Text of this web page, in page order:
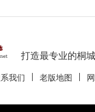
打造最专业的桐
我们 老版地图